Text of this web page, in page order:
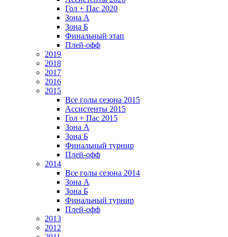
Гол + Пас 2020
Зона А
Зона Б
Финальный этап
Плей-офф
2019
2018
2017
2016
2015
Все голы сезона 2015
Ассистенты 2015
Гол + Пас 2015
Зона А
Зона Б
Финальный турнир
Плей-офф
2014
Все голы сезона 2014
Зона А
Зона Б
Финальный турнир
Плей-офф
2013
2012